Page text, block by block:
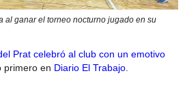
al ganar el torneo nocturno jugado en su
Prat celebró al club con un emotivo
primero en Diario El Trabajo